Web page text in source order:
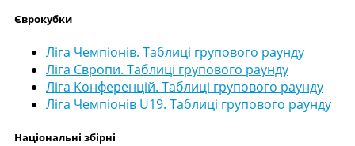
Єврокубки
Ліга Чемпіонів. Таблиці групового раунду
Ліга Європи. Таблиці групового раунду
Ліга Конференцій. Таблиці групового раунду
Ліга Чемпіонів U19. Таблиці групового раунду
Національні збірні